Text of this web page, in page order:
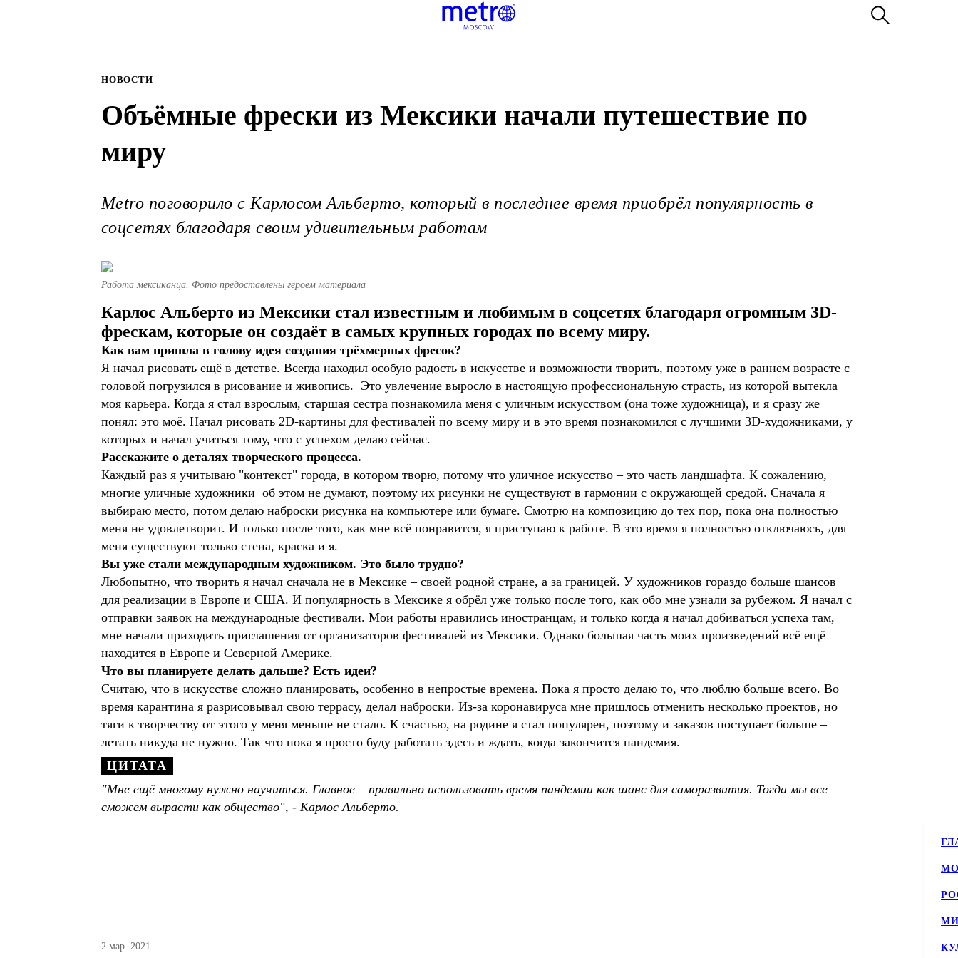
НОВОСТИ
Объёмные фрески из Мексики начали путешествие по
миру
Metro поговорило с Карлосом Альберто, который в последнее время приобрёл популярность в
соцсетях благодаря своим удивительным работам
Работа мексиканца. Фото предоставлены героем материала
Карлос Альберто из Мексики стал известным и любимым в соцсетях благодаря огромным 3D-
фрескам, которые он создаёт в самых крупных городах по всему миру.
Как вам пришла в голову идея создания трёхмерных фресок?
Я начал рисовать ещё в детстве. Всегда находил особую радость в искусстве и возможности творить, поэтому уже в раннем возрасте с
головой погрузился в рисование и живопись. Это увлечение выросло в настоящую профессиональную страсть, из которой вытекла
моя карьера. Когда я стал взрослым, старшая сестра познакомила меня с уличным искусством (она тоже художница), и я сразу же
понял: это моё. Начал рисовать 2D-картины для фестивалей по всему миру и в это время познакомился с лучшими 3D-художниками, у
которых и начал учиться тому, что с успехом делаю сейчас.
Расскажите о деталях творческого процесса.
Каждый раз я учитываю "контекст" города, в котором творю, потому что уличное искусство – это часть ландшафта. К сожалению,
многие уличные художники об этом не думают, поэтому их рисунки не существуют в гармонии с окружающей средой. Сначала я
выбираю место, потом делаю наброски рисунка на компьютере или бумаге. Смотрю на композицию до тех пор, пока она полностью
меня не удовлетворит. И только после того, как мне всё понравится, я приступаю к работе. В это время я полностью отключаюсь, для
меня существуют только стена, краска и я.
Вы уже стали международным художником. Это было трудно?
Любопытно, что творить я начал сначала не в Мексике – своей родной стране, а за границей. У художников гораздо больше шансов
для реализации в Европе и США. И популярность в Мексике я обрёл уже только после того, как обо мне узнали за рубежом. Я начал с
отправки заявок на международные фестивали. Мои работы нравились иностранцам, и только когда я начал добиваться успеха там,
мне начали приходить приглашения от организаторов фестивалей из Мексики. Однако большая часть моих произведений всё ещё
находится в Европе и Северной Америке.
Что вы планируете делать дальше? Есть идеи?
Считаю, что в искусстве сложно планировать, особенно в непростые времена. Пока я просто делаю то, что люблю больше всего. Во
время карантина я разрисовывал свою террасу, делал наброски. Из-за коронавируса мне пришлось отменить несколько проектов, но
тяги к творчеству от этого у меня меньше не стало. К счастью, на родине я стал популярен, поэтому и заказов поступает больше –
летать никуда не нужно. Так что пока я просто буду работать здесь и ждать, когда закончится пандемия.
"Мне ещё многому нужно научиться. Главное – правильно использовать время пандемии как шанс для саморазвития. Тогда мы все
сможем вырасти как общество", - Карлос Альберто.
2 мар. 2021